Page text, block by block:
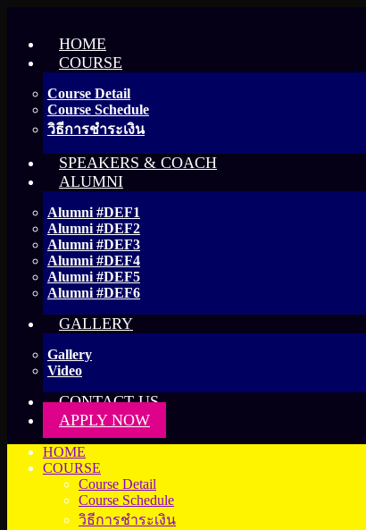
HOME
COURSE
Course Detail
Course Schedule
วิธีการชำระเงิน
SPEAKERS & COACH
ALUMNI
Alumni #DEF1
Alumni #DEF2
Alumni #DEF3
Alumni #DEF4
Alumni #DEF5
Alumni #DEF6
GALLERY
Gallery
Video
CONTACT US
APPLY NOW
HOME
COURSE
Course Detail
Course Schedule
วิธีการชำระเงิน